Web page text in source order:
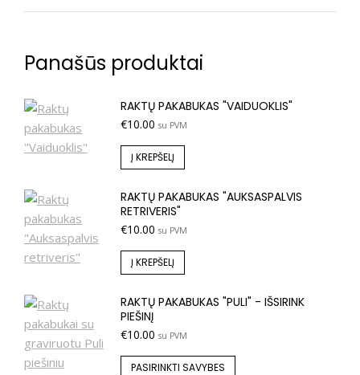
Panašūs produktai
RAKTŲ PAKABUKAS "VAIDUOKLIS"
€10.00 su PVM
Į KREPŠELĮ
RAKTŲ PAKABUKAS "AUKSASPALVIS
RETRIVERIS"
€10.00 su PVM
Į KREPŠELĮ
RAKTŲ PAKABUKAS "PULI" - IŠSIRINK
PIEŠINĮ
€10.00 su PVM
PASIRINKTI SAVYBES